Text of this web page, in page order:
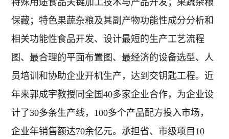
特殊用途食品关键加工技术与产品开发；果蔬杂粮
保藏；特色果蔬杂粮及其副产物功能性成分分析和
相关功能性食品开发、设计最短的生产工艺流程
图、最合理的平面布置图、最经济的设备选型、人
员培训和协助企业开机生产，达到交钥匙工程。近
年来郭成宇教授同全国40多家企业合作，为企业设
计了30多条生产线，100多个产品配方投入市场，
企业年销售额达70余亿元。承担省、市级项目10